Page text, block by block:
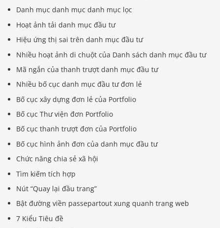
Danh mục danh mục danh mục lọc
Hoạt ảnh tải danh mục đầu tư
Hiệu ứng thị sai trên danh mục đầu tư
Nhiều hoạt ảnh di chuột của Danh sách danh mục đầu tư
Mã ngắn của thanh trượt danh mục đầu tư
Nhiều bố cục danh mục đầu tư đơn lẻ
Bố cục xây dựng đơn lẻ của Portfolio
Bố cục Thư viện đơn Portfolio
Bố cục thanh trượt đơn của Portfolio
Bố cục hình ảnh đơn của danh mục đầu tư
Chức năng chia sẻ xã hội
Tìm kiếm tích hợp
Nút “Quay lại đầu trang”
Bật đường viền passepartout xung quanh trang web
7 Kiểu Tiêu đề